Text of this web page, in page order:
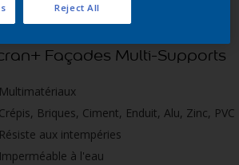
Façades Multi-Supports
Multimatériaux
Crépis, Briques, Ciment, Enduit, Alu, Zinc, PVC
Résiste aux intempéries
Imperméable à l'eau
Reject All